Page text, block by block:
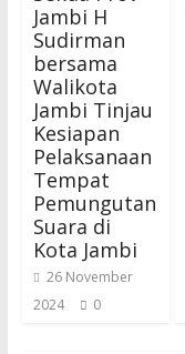
Jambi H
Sudirman
bersama
Walikota
Jambi Tinjau
Kesiapan
Pelaksanaan
Tempat
Pemungutan
Suara di
Kota Jambi
26 November
2024
0